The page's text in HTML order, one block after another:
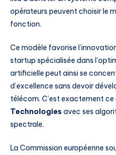
opérateurs peuvent choisir le
fonction.
Ce modèle favorise
startup spécialisée dans
artificielle peut ainsi se
d’excellence sans devoir
télécom. C’est exactement ce
Technologies avec ses
spectrale.
La Commission européenne